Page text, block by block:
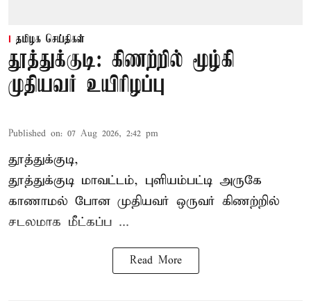
தமிழக செய்திகள்
தூத்துக்குடி: கிணற்றில் மூழ்கி
முதியவர் உயிரிழப்பு
Published on: 07 Aug 2026, 2:42 pm
தூத்துக்குடி,
தூத்துக்குடி மாவட்டம், புளியம்பட்டி அருகே
காணாமல் போன முதியவர் ஒருவர் கிணற்றில்
சடலமாக மீட்கப்ப ...
Read More